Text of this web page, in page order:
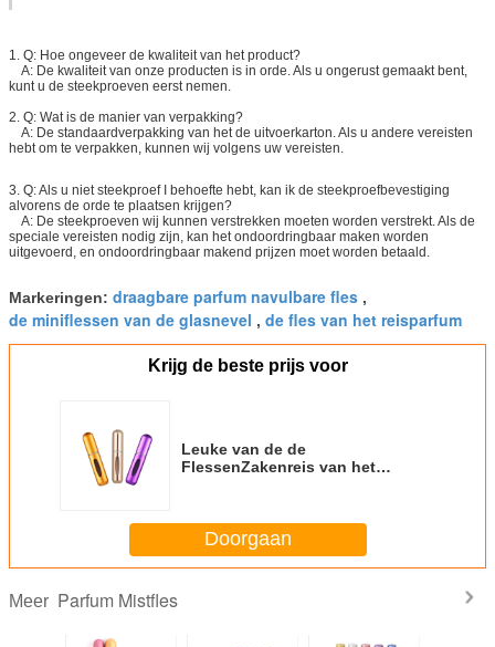
1. Q: Hoe ongeveer de kwaliteit van het product?
A: De kwaliteit van onze producten is in orde. Als u ongerust gemaakt bent,
kunt u de steekproeven eerst nemen.
2. Q: Wat is de manier van verpakking?
A: De standaardverpakking van het de uitvoerkarton. Als u andere vereisten
hebt om te verpakken, kunnen wij volgens uw vereisten.
3. Q: Als u niet steekproef I behoefte hebt, kan ik de steekproefbevestiging
alvorens de orde te plaatsen krijgen?
A: De steekproeven wij kunnen verstrekken moeten worden verstrekt. Als de
speciale vereisten nodig zijn, kan het ondoordringbaar maken worden
uitgevoerd, en ondoordringbaar makend prijzen moet worden betaald.
Markeringen: draagbare parfum navulbare fles ,
de miniflessen van de glasnevel , de fles van het reisparfum
Krijg de beste prijs voor
Leuke van de de
FlessenZakenreis van het
Doorgaan
Meer Parfum Mistfles